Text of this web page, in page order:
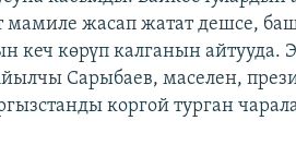
мамиле жасап жатат дешсе,
кеч көрүп калганын айтууда.
Сарыбаев, маселен,
коргой турган